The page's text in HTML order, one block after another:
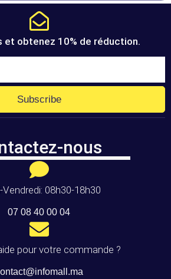
et obtenez 10% de réduction.
Subscribe
nous
Vendredi: 08h30-18h30
07 08 40 00 04
pour votre commande ?